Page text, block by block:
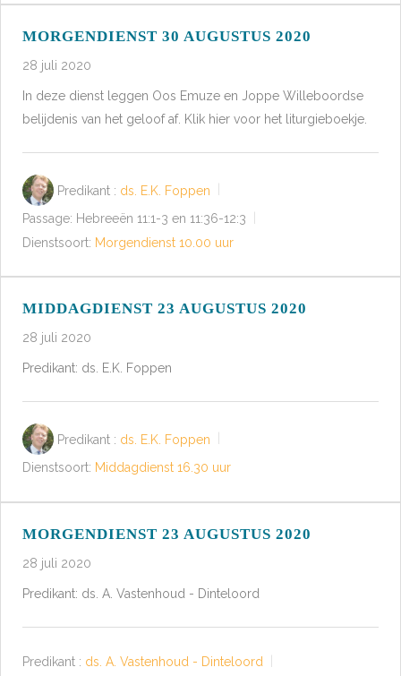
MORGENDIENST 30 AUGUSTUS 2020
28 juli 2020
In deze dienst leggen Oos Emuze en Joppe Willeboordse
belijdenis van het geloof af. Klik hier voor het liturgieboekje.
Predikant : ds. E.K. Foppen
Passage: Hebreeën 11:1-3 en 11:36-12:3
Dienstsoort: Morgendienst 10.00 uur
MIDDAGDIENST 23 AUGUSTUS 2020
28 juli 2020
Predikant: ds. E.K. Foppen
Predikant : ds. E.K. Foppen
Dienstsoort: Middagdienst 16.30 uur
MORGENDIENST 23 AUGUSTUS 2020
28 juli 2020
Predikant: ds. A. Vastenhoud - Dinteloord
Predikant : ds. A. Vastenhoud - Dinteloord